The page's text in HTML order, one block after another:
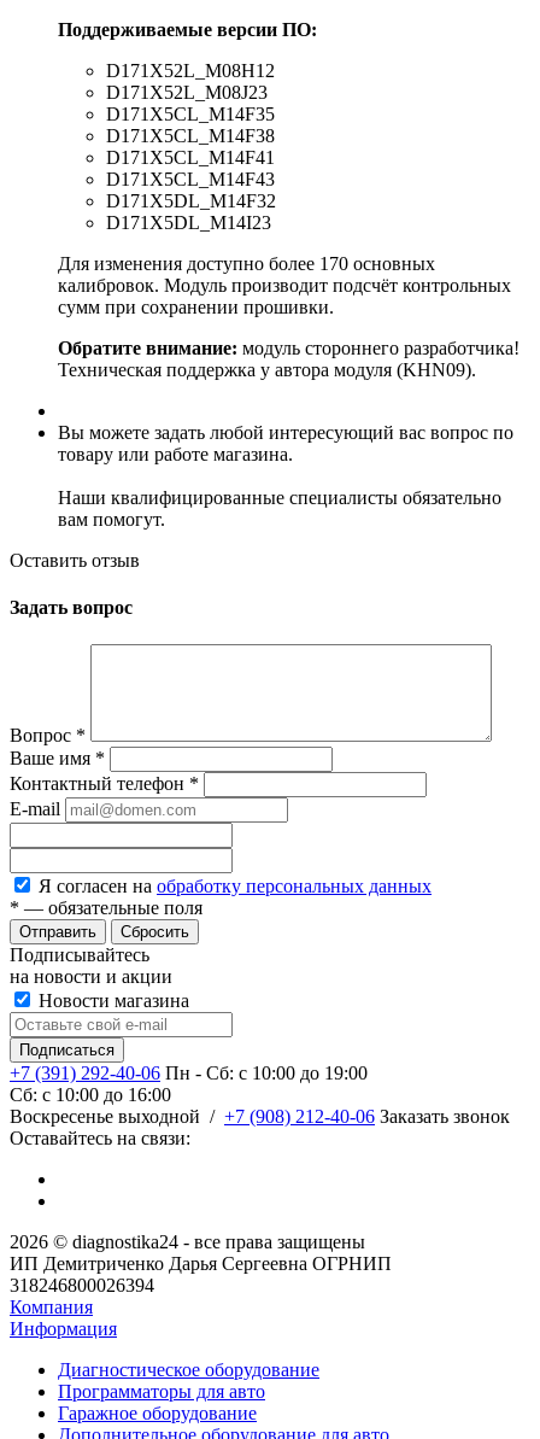
Поддерживаемые версии ПО:
D171X52L_M08H12
D171X52L_M08J23
D171X5CL_M14F35
D171X5CL_M14F38
D171X5CL_M14F41
D171X5CL_M14F43
D171X5DL_M14F32
D171X5DL_M14I23
Для изменения доступно более 170 основных
калибровок. Модуль производит подсчёт контрольных
сумм при сохранении прошивки.
Обратите внимание: модуль стороннего разработчика!
Техническая поддержка у автора модуля (KHN09).
Вы можете задать любой интересующий вас вопрос по
товару или работе магазина.
Наши квалифицированные специалисты обязательно
вам помогут.
Оставить отзыв
Задать вопрос
Вопрос *
Ваше имя *
Контактный телефон *
E-mail
Я согласен на обработку персональных данных
* — обязательные поля
Сбросить
Подписывайтесь
на новости и акции
Новости магазина
+7 (391) 292-40-06 Пн - Сб: c 10:00 до 19:00
Сб: c 10:00 до 16:00
​Воскресенье выходной / +7 (908) 212-40-06 Заказать звонок
Оставайтесь на связи:
2026 © diagnostika24 - все права защищены
ИП Демитриченко Дарья Сергеевна ОГРНИП
318246800026394
Компания
Информация
Диагностическое оборудование
Программаторы для авто
Гаражное оборудование